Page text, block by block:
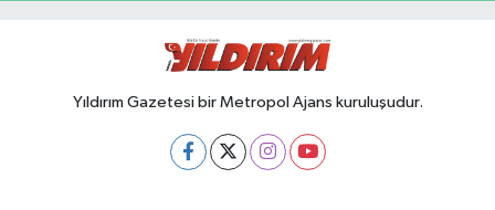
Yıldırım Gazetesi bir Metropol Ajans kuruluşudur.